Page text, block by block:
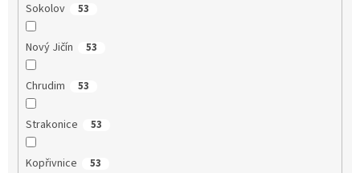
Sokolov 53
Nový Jičín 53
Chrudim 53
Strakonice 53
Kopřivnice 53